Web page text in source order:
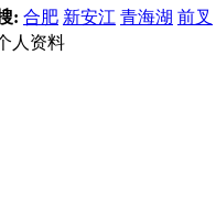
: 合肥 新安江 青海湖 前叉
人资料